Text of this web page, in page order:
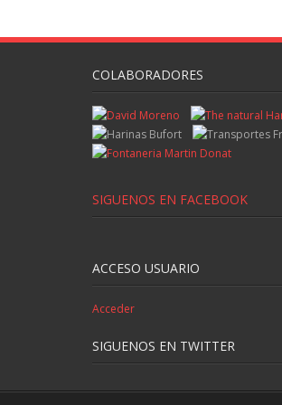
COLABORADORES
SIGUENOS EN FACEBOOK
ACCESO USUARIO
Acceder
SIGUENOS EN TWITTER